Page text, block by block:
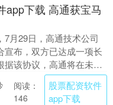
app下载 高通获宝马
7月29日，高通技术公司
宣布，双方已达成一项长
据该协议，高通将在未来
团下一代数字座舱以及先
阅读：
146
股票配资软件
app下载